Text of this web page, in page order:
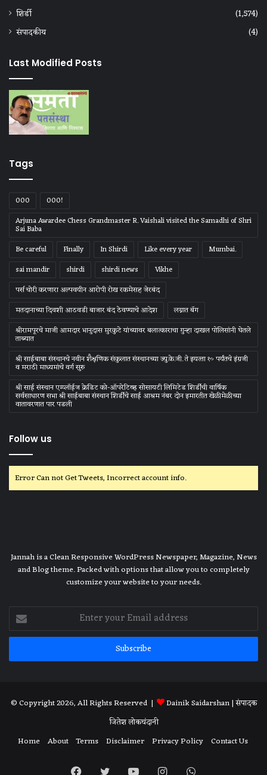
शिर्डी
(1,574)
संपादकीय
(4)
Last Modified Posts
Tags
000
000!
Arjuna Awardee Chess Grandmaster R. Vaishali visited the Samadhi of Shri
Sai Baba
Be careful
Finally In Shirdi Like every year
Mumbai.
sai mandir
shirdi shirdi news
Vikhe
पर्स चोरी करणारा अल्पवयीन आरोपी रोख रकमेसह जेरबंद
मतदानाच्या दिवशी आठवडी बाजार बंद ठेवण्याचे आदेश
लग्नात बॅग
श्रीरामपूरचे माजी आमदार भानुदास मुरकुटे यांच्यावर बलात्काराचा गुन्हा दाखल पोलिसांनी घेतले
ताब्यात
श्री साईबाबा संस्‍थानचे नवीन शैक्षणिक संकुलात संस्‍थानच्‍या ज्‍यु.के.जी. ते इयत्‍ता १० पर्यंतचे इंग्रजी
व मराठी माध्‍यमांचे वर्ग सुरु
श्री साई संस्थान एम्प्लॉईज क्रेडिट को-ऑपरेटिव्ह सोसायटी लिमिटेड शिर्डीची वार्षिक
सर्वसाधारण सभा श्री साईबाबा संस्थान शिर्डीचे साई आश्रम नंबर दोन इमारतीत खेळीमेळीच्या
वातावरणात पार पडली
Follow us
Error Can not Get Tweets, Incorrect account info.
Jannah is a Clean Responsive WordPress Newspaper, Magazine, News
and Blog theme. Packed with options that allow you to completely
customize your website to your needs.
Enter
your
Email
© Copyright 2026, All Rights Reserved | Dainik Saidarshan| संपादक
जितेश लोकचंदानी
Home About Terms Disclaimer Privacy Policy Contact Us
FacebookTwitterYouTubeInstagramWhatsApp